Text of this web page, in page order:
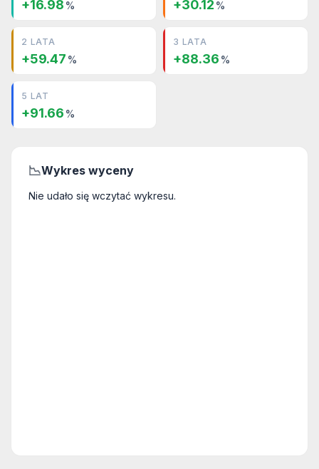
+16.98 % +30.12 %
2 LATA
+59.47 %
3 LATA
+88.36 %
5 LAT
+91.66 %
📉Wykres wyceny
Nie udało się wczytać wykresu.